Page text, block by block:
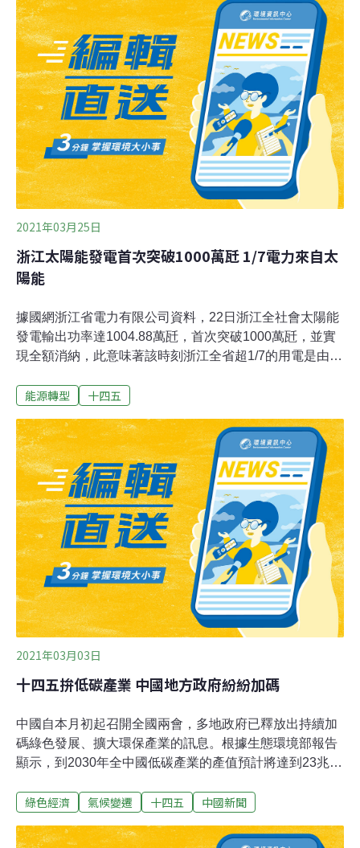
能源規畫，初步測算十四五時期（2021～2025），清潔能
源占能源消費增量的比重將達到80％，非化石能源將成為
能源消費增量的主體。在確保安全的條件下，積極有序推
進沿海核電建設，堅持生態優先，以西南地區、黃河上游
等重點流域為重點，開發建設水電站，錨定2030年12億瓩
以上的目標，大力發展風電和太陽能發電。同時還要因地
制宜推動生物質能、地熱能等其他可再生能源的開發利
用。
2021年03月25日
浙江太陽能發電首次突破1000萬瓩 1/7電力來自太
陽能
據國網浙江省電力有限公司資料，22日浙江全社會太陽能
發電輸出功率達1004.88萬瓩，首次突破1000萬瓩，並實
現全額消納，此意味著該時刻浙江全省超1/7的用電是由太
速，截至2020年底，太陽能發電裝機容量1517萬瓩，較
能發電已成為浙江僅次於火力發電的第二大電力來源。
「十四五」期間，浙江目標力爭全省光伏裝機將達到2750
萬瓩以上，新增裝機在1200萬瓩以上，其中分散式光伏新
增裝機超過500萬瓩，集中式光伏新增裝機超過700萬瓩。
能源轉型 十四五
2021年03月03日
十四五拚低碳產業 中國地方政府紛紛加碼
中國自本月初起召開全國兩會，多地政府已釋放出持續加
碼綠色發展、擴大環保產業的訊息。根據生態環境部報告
顯示，到2030年全中國低碳產業的產值預計將達到23兆元
五」規畫綠色節能有5大重點方向，包括節能減排、環境
兩會已明確提出「十四五」發展綠色經濟，其中能源裝備
綠色經濟 氣候變遷 十四五 中國新聞